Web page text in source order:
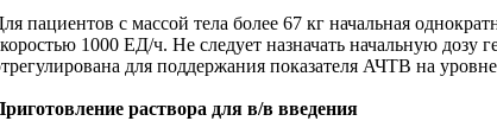
пациентов с массой тела более 67 кг начальная
1000 ЕД/ч. Не следует назначать начальную
для поддержания показателя АЧТВ на
раствора для в/в введения